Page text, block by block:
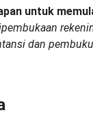
untuk
pembukaan
dan